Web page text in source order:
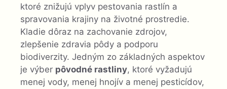
ktoré znižujú vplyv pestovania rastlín a
spravovania krajiny na životné prostredie.
Kladie dôraz na zachovanie zdrojov,
zlepšenie zdravia pôdy a podporu
biodiverzity. Jedným zo základných aspektov
je výber pôvodné rastliny, ktoré vyžadujú
menej vody, menej hnojív a menej pesticídov,